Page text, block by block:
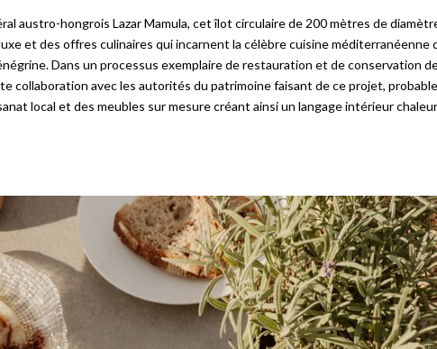
hongrois Lazar Mamula, cet îlot circulaire de 200 mètres de
et des offres culinaires qui incarnent la célèbre cuisine méditerranéenne
Dans un processus exemplaire de restauration et de conservation
collaboration avec les autorités du patrimoine faisant de ce projet,
local et des meubles sur mesure créant ainsi un langage intérieur